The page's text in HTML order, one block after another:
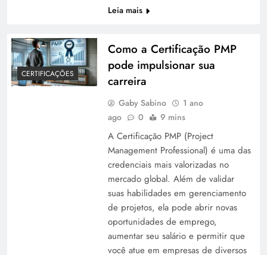
Leia mais
CERTIFICAÇÕES
Como a Certificação PMP
pode impulsionar sua
carreira
Gaby Sabino
1 ano
ago
0 9 mins
A Certificação PMP (Project
Management Professional) é uma das
credenciais mais valorizadas no
mercado global. Além de validar
suas habilidades em gerenciamento
de projetos, ela pode abrir novas
oportunidades de emprego,
aumentar seu salário e permitir que
você atue em empresas de diversos